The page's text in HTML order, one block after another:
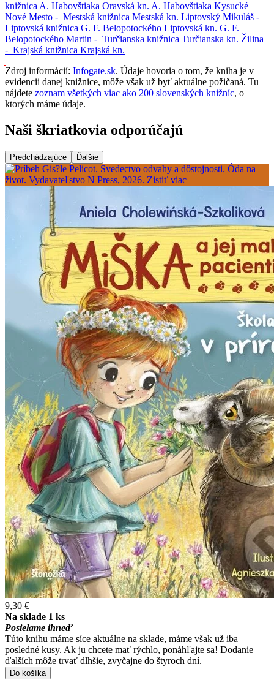
knižnica A. Habovštiaka Oravská kn. A. Habovštiaka Kysucké
Nové Mesto - Mestská knižnica Mestská kn. Liptovský Mikuláš -
Liptovská knižnica G. F. Belopotockého Liptovská kn. G. F.
Belopotockého Martin - Turčianska knižnica Turčianska kn. Žilina
- Krajská knižnica Krajská kn.
Zdroj informácií: Infogate.sk. Údaje hovoria o tom, že kniha je v
evidencii danej knižnice, môže však už byť aktuálne požičaná. Tu
nájdete zoznam všetkých viac ako 200 slovenských knižníc, o
ktorých máme údaje.
Naši škriatkovia odporúčajú
Predchádzajúce Ďalšie
9,30 €
Na sklade 1 ks
Posielame ihneď
Túto knihu máme síce aktuálne na sklade, máme však už iba
posledné kusy. Ak ju chcete mať rýchlo, ponáhľajte sa! Dodanie
ďalších môže trvať dlhšie, zvyčajne do štyroch dní.
Do košíka